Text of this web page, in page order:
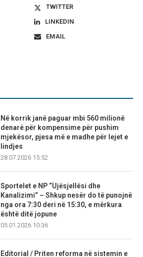
TWITTER
LINKEDIN
EMAIL
Në korrik janë paguar mbi 560 milionë
denarë për kompensime për pushim
mjekësor, pjesa më e madhe për lejet e
lindjes
28.07.2026 15:52
Sportelet e NP “Ujësjellësi dhe
Kanalizimi” – Shkup nesër do të punojnë
nga ora 7:30 deri në 15:30, e mërkura
është ditë jopune
05.01.2026 10:36
Editorial / Priten reforma në sistemin e